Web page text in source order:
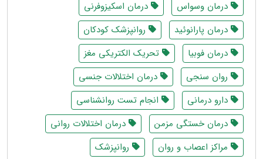
درمان وسواس
درمان اسکیزوفرنی
درمان پارانوئید
روانپزشک کودکان
درمان فوبیا
تحریک الکتریکی مغز
روان سنجی
درمان اختلالات جنسی
دارو درمانی
انجام تست روانشناسی
درمان خستگی مزمن
درمان اختلالات روانی
مراکز اعصاب و روان
روانپزشک